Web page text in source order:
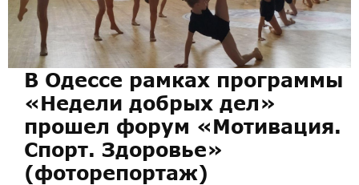
В Одессе рамках программы
«Недели добрых дел»
прошел форум «Мотивация.
Спорт. Здоровье»
(фоторепортаж)